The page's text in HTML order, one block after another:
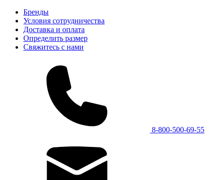
Бренды
Условия сотрудничества
Доставка и оплата
Определить размер
Свяжитесь с нами
8-800-500-69-55